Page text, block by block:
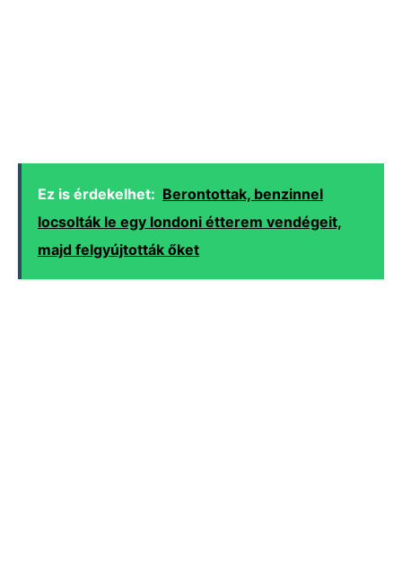
Ez is érdekelhet: Berontottak, benzinnel
locsolták le egy londoni étterem vendégeit,
majd felgyújtották őket